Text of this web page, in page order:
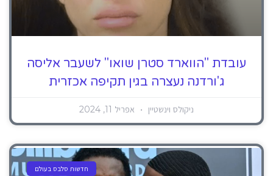
עובדת "הווארד סטרן שואו" לשעבר אליסה
ג'ורדנה נעצרה בגין תקיפה אכזרית
ניקולס וינשטיין אפריל 11, 2024
חדשות סלבס בעולם